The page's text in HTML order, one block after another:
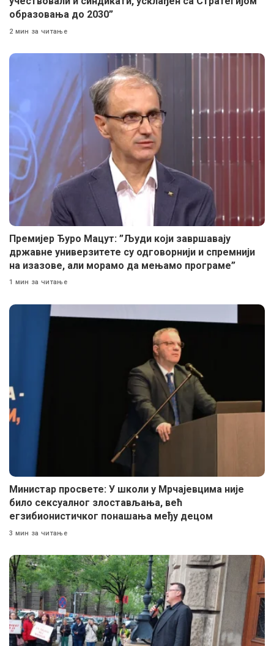
образовања до 2030”
2 мин за читање
Премијер Ђуро Мацут: ”Људи који завршавају
државне универзитете су одговорнији и спремнији
на изазове, али морамо да мењамо програме”
1 мин за читање
Министар просвете: У школи у Мрчајевцима није
било сексуалног злостављања, већ
егзибионистичког понашања међу децом
3 мин за читање